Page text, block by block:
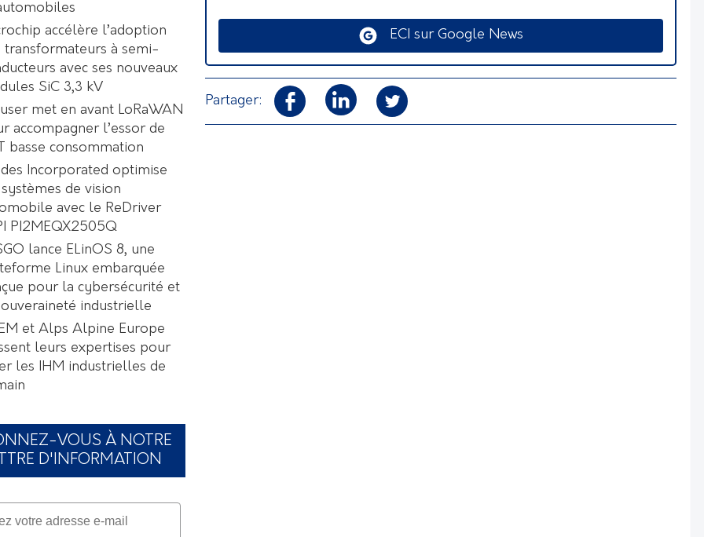
ECI sur Google News
Partager:
accélère l’adoption
transformateurs à semi-
avec ses nouveaux
SiC 3,3 kV
met en avant LoRaWAN
accompagner l’essor de
basse consommation
Incorporated optimise
de vision
avec le ReDriver
PI2MEQX2505Q
lance ELinOS 8, une
Linux embarquée
pour la cybersécurité et
industrielle
et Alps Alpine Europe
leurs expertises pour
les IHM industrielles de
VOUS À NOTRE
D'INFORMATION